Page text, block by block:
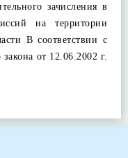
зачисления в
на территории
В соответствии с
от 12.06.2002 г.